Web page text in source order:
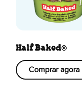
Half Baked®
Comprar agora